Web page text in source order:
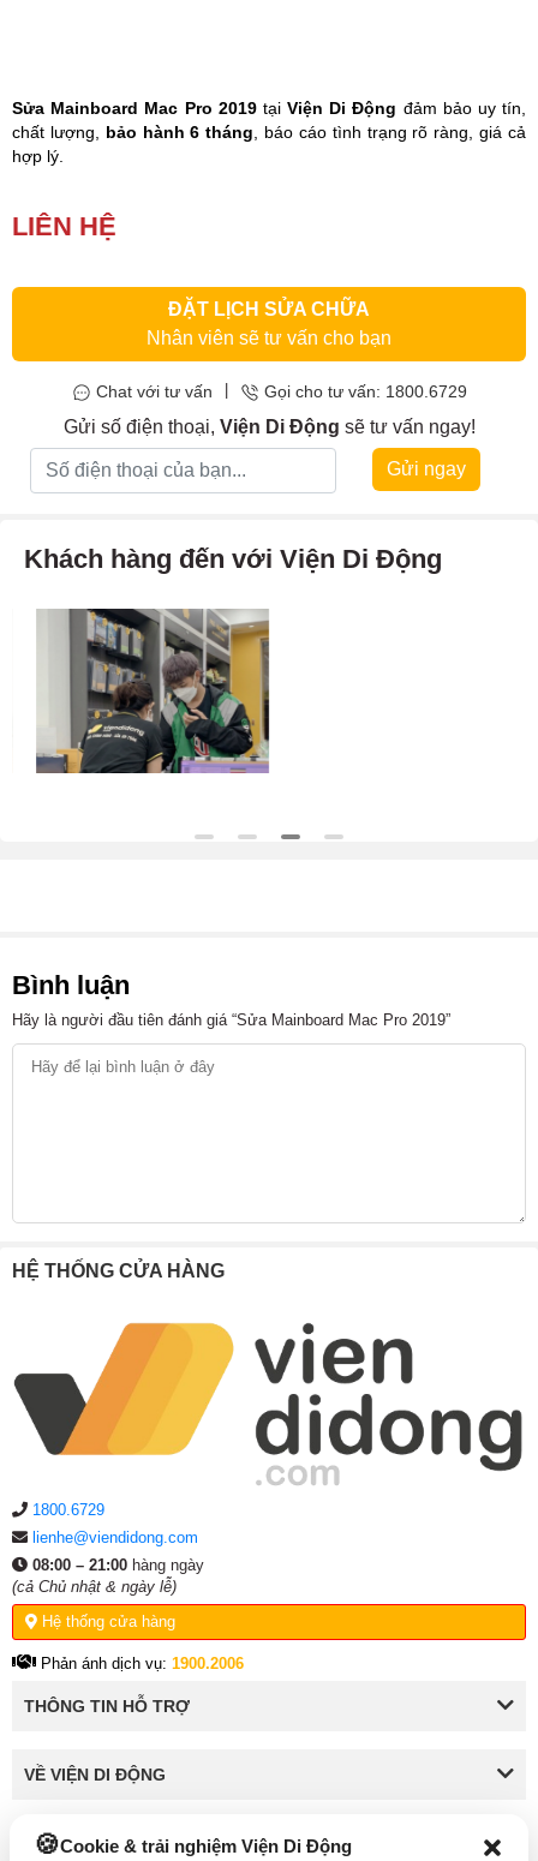
Cookie & trải nghiệm Viện Di Động
Sửa Mainboard Mac Pro 2019tạiViện Di Động đảm bảo uy tín,
chất lượng, bảo hành 6 tháng , báo cáo tình trạng rõ ràng, giá cả
hợp lý.
nhận ổ cứng, không nhận wifi, sạc không vào pin, không xuất âm
thanh, lỗi bluetooth, không nhận USB,… đó là dấu hiệu bạn cần
LIÊN HỆ
ĐẶT LỊCH SỬA CHỮA
Nhân viên sẽ tư vấn cho bạn
Chat với tư vấn Gọi cho tư vấn: 1800.6729
Gửi số điện thoại, Viện Di Động sẽ tư vấn ngay!
Gửi ngay
Khách hàng đến với Viện Di Động
Bình luận
Hãy là người đầu tiên đánh giá “Sửa Mainboard Mac Pro 2019”
HỆ THỐNG CỬA HÀNG
1800.6729
lienhe@viendidong.com
08:00 – 21:00 hàng ngày
(cả Chủ nhật & ngày lễ)
Hệ thống cửa hàng
Phản ánh dịch vụ: 1900.2006
THÔNG TIN HỖ TRỢ
VỀ VIỆN DI ĐỘNG
KẾT NỐI VỚI VIỆN DI ĐỘNG